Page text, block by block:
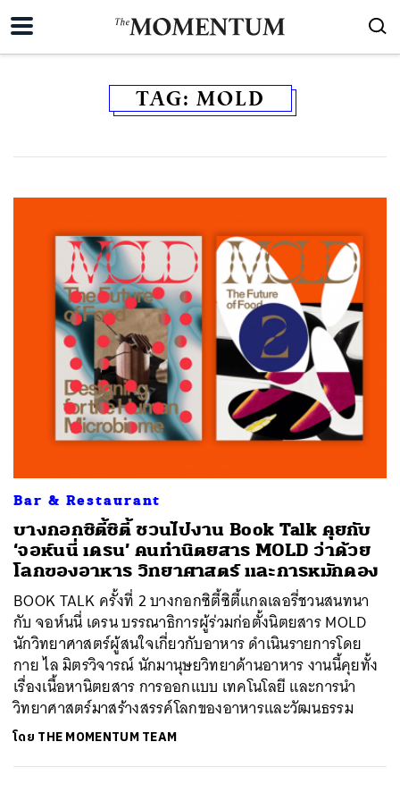
TAG: MOLD
Bar & Restaurant
บางกอกซิตี้ซิตี้ ชวนไปงาน Book Talk คุยกับ
‘จอห์นนี่ เดรน’ คนทำนิตยสาร MOLD ว่าด้วย
โลกของอาหาร วิทยาศาสตร์ และการหมักดอง
BOOK TALK ครั้งที่ 2 บางกอกซิตี้ซิตี้แกลเลอรี่ชวนสนทนา
กับ จอห์นนี่ เดรน บรรณาธิการผู้ร่วมก่อตั้งนิตยสาร MOLD
นักวิทยาศาสตร์ผู้สนใจเกี่ยวกับอาหาร ดำเนินรายการโดย
กาย ไล มิตรวิจารณ์ นักมานุษยวิทยาด้านอาหาร งานนี้คุยทั้ง
เรื่องเนื้อหานิตยสาร การออกแบบ เทคโนโลยี และการนำ
วิทยาศาสตร์มาสร้างสรรค์โลกของอาหารและวัฒนธรรม
โดย THE MOMENTUM TEAM
SHARE TWEET